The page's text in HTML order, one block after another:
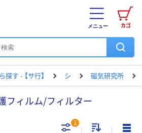
カゴ
メニュー
す - 【サ行】 シ 磁気研究所
フィルム/フィルター
1